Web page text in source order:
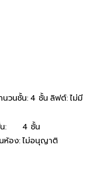
นวนชั้น: 4 ชั้น ลิฟต์:ไม่มี
:
4 ชั้น
ห้อง:ไม่อนุญาติ